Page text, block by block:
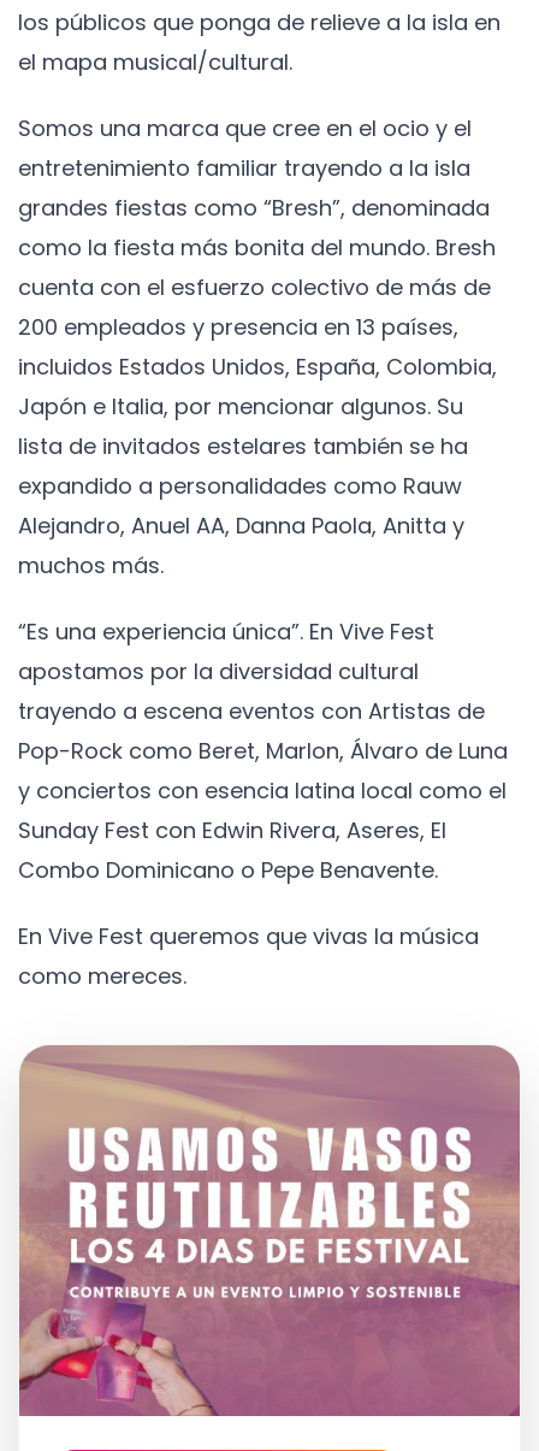
los públicos que ponga de relieve a la isla en
el mapa musical/cultural.
Somos una marca que cree en el ocio y el
entretenimiento familiar trayendo a la isla
grandes fiestas como “Bresh”, denominada
como la fiesta más bonita del mundo. Bresh
cuenta con el esfuerzo colectivo de más de
200 empleados y presencia en 13 países,
incluidos Estados Unidos, España, Colombia,
Japón e Italia, por mencionar algunos. Su
lista de invitados estelares también se ha
expandido a personalidades como Rauw
Alejandro, Anuel AA, Danna Paola, Anitta y
muchos más.
“Es una experiencia única”. En Vive Fest
apostamos por la diversidad cultural
trayendo a escena eventos con Artistas de
Pop-Rock como Beret, Marlon, Álvaro de Luna
y conciertos con esencia latina local como el
Sunday Fest con Edwin Rivera, Aseres, El
Combo Dominicano o Pepe Benavente.
En Vive Fest queremos que vivas la música
como mereces.